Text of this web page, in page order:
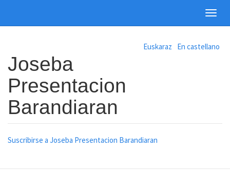
contenido
principal
Euskaraz En castellano
Joseba
Presentacion
Barandiaran
Suscribirse a Joseba Presentacion Barandiaran